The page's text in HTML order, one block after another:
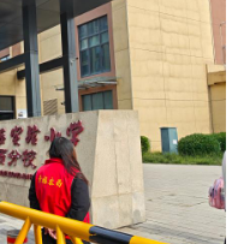
青海
黑龙江
Français عربى